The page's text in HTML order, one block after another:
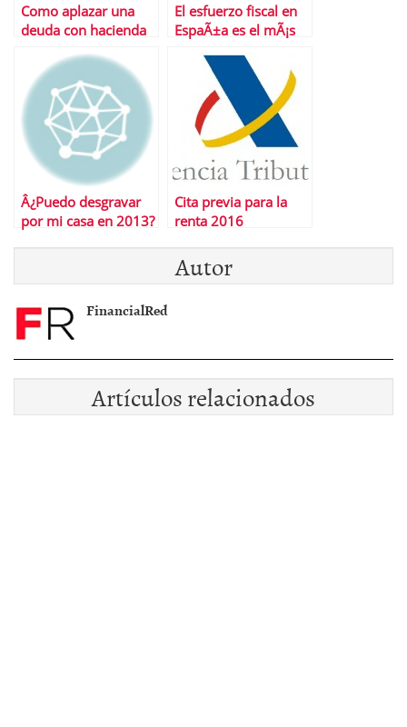
Como aplazar una
deuda con hacienda
El esfuerzo fiscal en
EspaÃ±a es el mÃ¡s
Â¿Puedo desgravar
por mi casa en 2013?
Cita previa para la
renta 2016
Autor
FinancialRed
Artículos relacionados